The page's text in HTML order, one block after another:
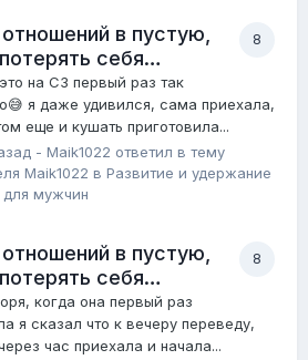
8
отношений в пустую,
себя…
на СЗ первый раз так
я даже удивился, сама приехала,
еще и кушать приготовила...
- Maik1022 ответил в тему
Maik1022 в Pазвитие и удержание
мужчин
8
отношений в пустую,
себя…
когда она первый раз
я сказал что к вечеру переведу,
час приехала и начала...